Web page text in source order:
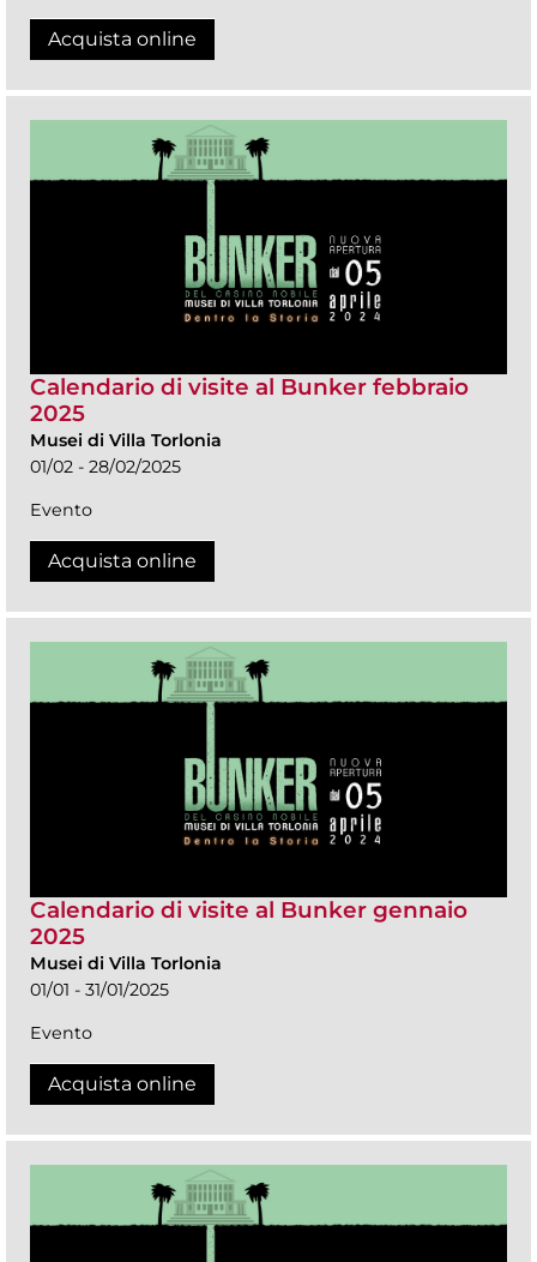
Acquista online
Calendario di visite al Bunker febbraio
2025
Musei di Villa Torlonia
01/02 - 28/02/2025
Evento
Acquista online
Calendario di visite al Bunker gennaio
2025
Musei di Villa Torlonia
01/01 - 31/01/2025
Evento
Acquista online